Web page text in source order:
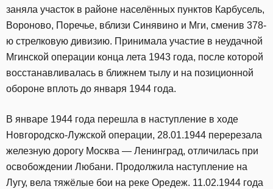
заняла участок в районе населённых пунктов Карбусель,
Вороново, Поречье, вблизи Синявино и Мги, сменив 378-
ю стрелковую дивизию. Принимала участие в неудачной
Мгинской операции конца лета 1943 года, после которой
восстанавливалась в ближнем тылу и на позиционной
обороне вплоть до января 1944 года.
В январе 1944 года перешла в наступление в ходе
Новгородско-Лужской операции, 28.01.1944 перерезала
железную дорогу Москва — Ленинград, отличилась при
освобождении Любани. Продолжила наступление на
Лугу, вела тяжёлые бои на реке Оредеж. 11.02.1944 года